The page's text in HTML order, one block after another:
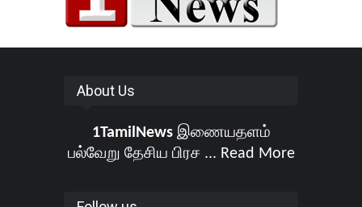
About Us
1TamilNewsஇணையதளம்
பல்வேறு தேசிய பிரச ... Read More